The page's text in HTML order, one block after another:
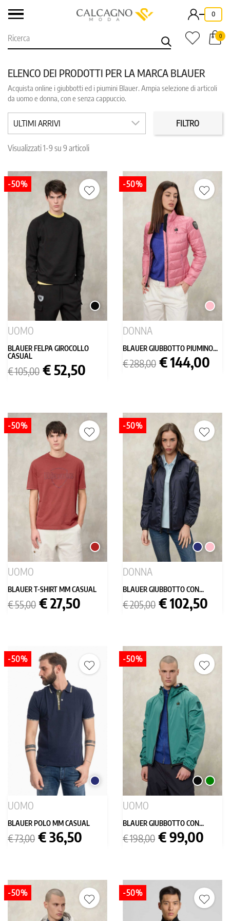
- 0
0
ELENCO DEI PRODOTTI PER LA MARCA BLAUER
CATEGORIE PREZZO
COLORE TAGLIA
Acquista online i giubbotti ed i piumini Blauer. Ampia selezione di articoli
da uomo e donna, con e senza cappuccio.
ULTIMI ARRIVI FILTRO
Visualizzati 1-9 su 9 articoli
NERO
UOMO
BLAUER FELPA GIROCOLLO
CASUAL
Prezzo
base
€ 105,00 Prezzo
€ 52,50
-50%
ROSA
DONNA
BLAUER GIUBBOTTO PIUMINO...
Prezzo
base
€ 288,00 Prezzo
€ 144,00
-50%
MATTONE
UOMO
BLAUER T-SHIRT MM CASUAL
Prezzo
base
€ 55,00 Prezzo
€ 27,50
-50%
BLU
SCURO
ROSA
DONNA
BLAUER GIUBBOTTO CON...
Prezzo
base
€ 205,00 Prezzo
€ 102,50
-50%
BLU
UOMO
BLAUER POLO MM CASUAL
Prezzo
base
€ 73,00 Prezzo
€ 36,50
-50%
NEROVERDE
UOMO
BLAUER GIUBBOTTO CON...
Prezzo
base
€ 198,00 Prezzo
€ 99,00
-50%
-50% -50%